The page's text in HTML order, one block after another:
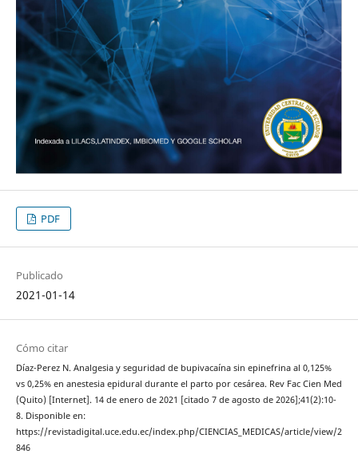
PDF
Publicado
2021-01-14
Cómo citar
Díaz-Perez N. Analgesia y seguridad de bupivacaína sin epinefrina al 0,125%
vs 0,25% en anestesia epidural durante el parto por cesárea. Rev Fac Cien Med
(Quito) [Internet]. 14 de enero de 2021 [citado 7 de agosto de 2026];41(2):10-
8. Disponible en:
https://revistadigital.uce.edu.ec/index.php/CIENCIAS_MEDICAS/article/view/2
846